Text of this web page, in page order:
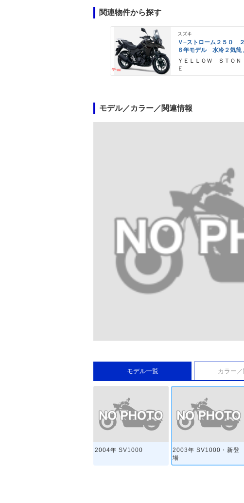
関連物件から探す
スズキ
Ｖ−ストローム２５０ ２
６年モデル 水冷２気筒
エンジン ＬＥＤヘッド
ライト標準装備
ＹＥＬＬＯＷ ＳＴＯＮ
Ｅ
モデル／カラー／関連情報
モデル一覧 カラー
2004年 SV1000
2003年 SV1000・新登
場